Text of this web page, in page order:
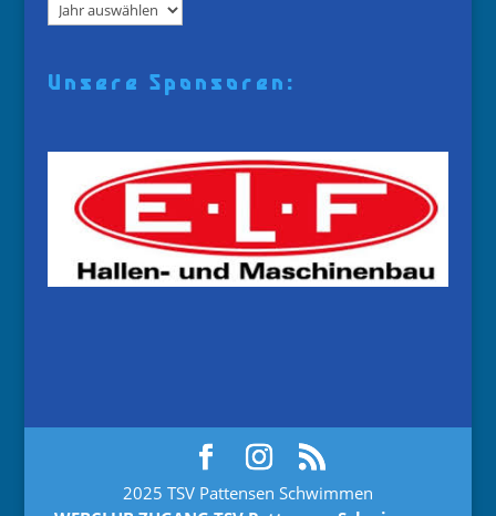
Unsere Sponsoren:
2025 TSV Pattensen Schwimmen